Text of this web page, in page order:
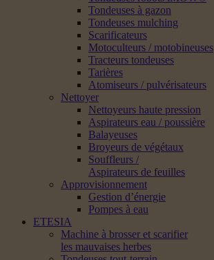
Tondeuses à gazon
Tondeuses mulching
Scarificateurs
Motoculteurs / motobineuses
Tracteurs tondeuses
Tarières
Atomiseurs / pulvérisateurs
Nettoyer
Nettoyeurs haute pression
Aspirateurs eau / poussière
Balayeuses
Broyeurs de végétaux
Souffleurs /
Aspirateurs de feuilles
Approvisionnement
Gestion d’énergie
Pompes à eau
ETESIA
Machine à brosser et scarifier
les mauvaises herbes